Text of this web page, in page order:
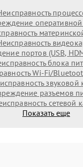
оперативной
портов (USB,
блока
Wi-Fi/
звуковой
разъемов
сетевой
Показать еще